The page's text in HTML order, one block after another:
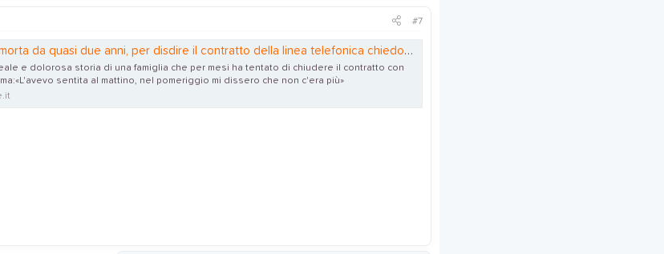
#7
da quasi due anni, per disdire il contratto della linea telefonica chiedono la sua firma»
e dolorosa storia di una famiglia che per mesi ha tentato di chiudere il contratto con
sentita al mattino, nel pomeriggio mi dissero che non c'era più»